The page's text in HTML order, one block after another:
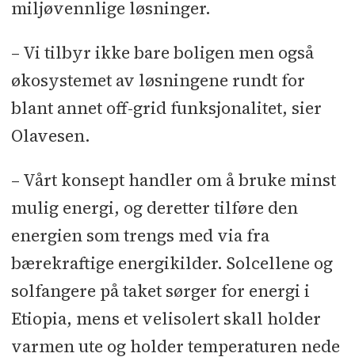
miljøvennlige løsninger.
– Vi tilbyr ikke bare boligen men også
økosystemet av løsningene rundt for
blant annet off-grid funksjonalitet, sier
Olavesen.
– Vårt konsept handler om å bruke minst
mulig energi, og deretter tilføre den
energien som trengs med via fra
bærekraftige energikilder. Solcellene og
solfangere på taket sørger for energi i
Etiopia, mens et velisolert skall holder
varmen ute og holder temperaturen nede